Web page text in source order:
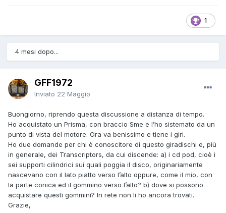
1
4 mesi dopo...
GFF1972
Inviato 22 Maggio
Buongiorno, riprendo questa discussione a distanza di tempo.
Ho acquistato un Prisma, con braccio Sme e l’ho sistemato da un
punto di vista del motore. Ora va benissimo e tiene i giri.
Ho due domande per chi è conoscitore di questo giradischi e, più
in generale, dei Transcriptors, da cui discende: a) i cd pod, cioè i
sei supporti cilindrici sui quali poggia il disco, originariamente
nascevano con il lato piatto verso l’alto oppure, come il mio, con
la parte conica ed il gommino verso l’alto? b) dove si possono
acquistare questi gommini? In rete non li ho ancora trovati.
Grazie,